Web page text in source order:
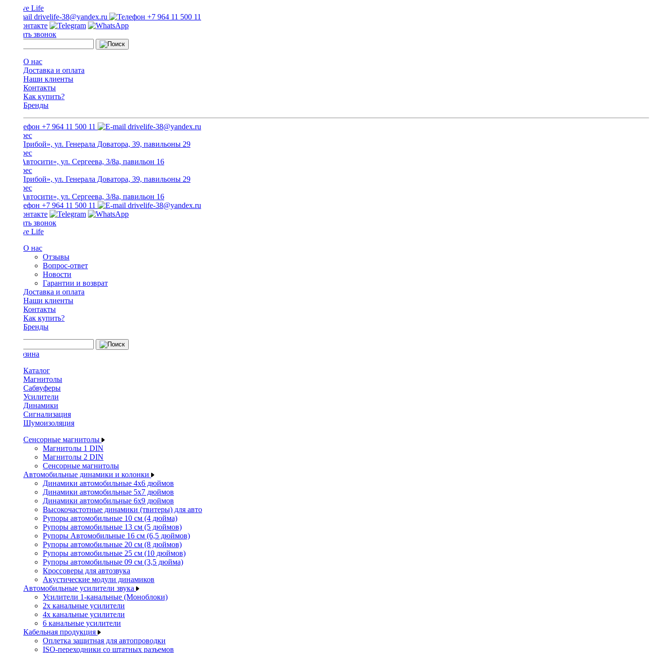
drivelife-38@yandex.ru +7 964 11 500 11
Заказать звонок
О нас
Доставка и оплата
Наши клиенты
Контакты
Как купить?
Бренды
+7 964 11 500 11 drivelife-38@yandex.ru
ТЦ «Прибой», ул. Генерала Доватора, 39, павильоны 29
ТЦ «Автосити», ул. Сергеева, 3/8а, павильон 16
ТЦ «Прибой», ул. Генерала Доватора, 39, павильоны 29
ТЦ «Автосити», ул. Сергеева, 3/8а, павильон 16
+7 964 11 500 11
drivelife-38@yandex.ru
Заказать звонок
О нас
Отзывы
Вопрос-ответ
Новости
Гарантии и возврат
Доставка и оплата
Наши клиенты
Контакты
Как купить?
Бренды
Каталог
Магнитолы
Сабвуферы
Усилители
Динамики
Сигнализация
Шумоизоляция
Сенсорные магнитолы
Магнитолы 1 DIN
Магнитолы 2 DIN
Сенсорные магнитолы
Автомобильные динамики и колонки
Динамики автомобильные 4x6 дюймов
Динамики автомобильные 5x7 дюймов
Динамики автомобильные 6x9 дюймов
Высокочастотные динамики (твитеры) для авто
Рупоры автомобильные 10 см (4 дюйма)
Рупоры автомобильные 13 см (5 дюймов)
Рупоры Автомобильные 16 см (6,5 дюймов)
Рупоры автомобильные 20 см (8 дюймов)
Рупоры автомобильные 25 см (10 дюймов)
Рупоры автомобильные 09 см (3,5 дюйма)
Кроссоверы для автозвука
Акустические модули динамиков
Автомобильные усилители звука
Усилители 1-канальные (Моноблоки)
2х канальные усилители
4х канальные усилители
6 канальные усилители
Кабельная продукция
Оплетка защитная для автопроводки
ISO-переходники со штатных разъемов